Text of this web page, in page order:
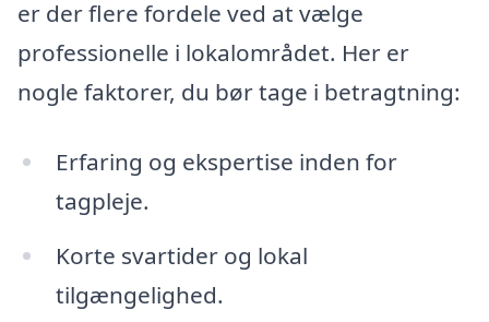
er der flere fordele ved at vælge
professionelle i lokalområdet. Her er
nogle faktorer, du bør tage i betragtning:
Erfaring og ekspertise inden for
tagpleje.
Korte svartider og lokal
tilgængelighed.